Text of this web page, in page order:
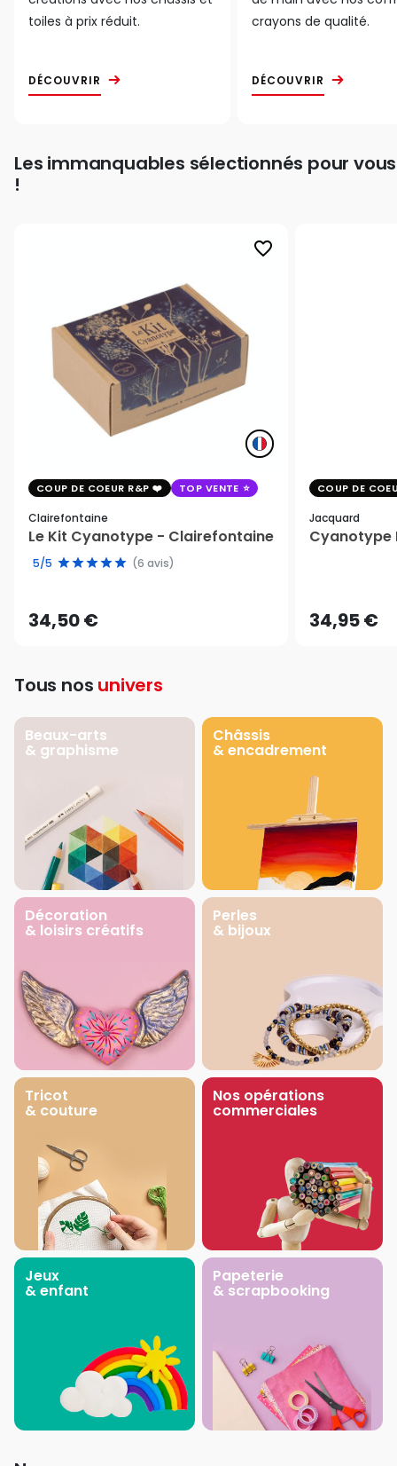
toiles à prix réduit.
DÉCOUVRIR
crayons de qualité.
DÉCOUVRIR
Les immanquables sélectionnés pour vous
!
favorite_border
COUP DE COEUR R&P TOP VENTE
Clairefontaine
Le Kit Cyanotype - Clairefontaine
5/5 (6 avis)
34,50 €
COUP DE
Jacquard
Cyanotype
34,95 €
Tous nos univers
Beaux-arts
& graphisme
Châssis
& encadrement
Décoration
& loisirs créatifs
Perles
& bijoux
Tricot
& couture
Nos opérations
commerciales
Jeux
& enfant
Papeterie
& scrapbooking